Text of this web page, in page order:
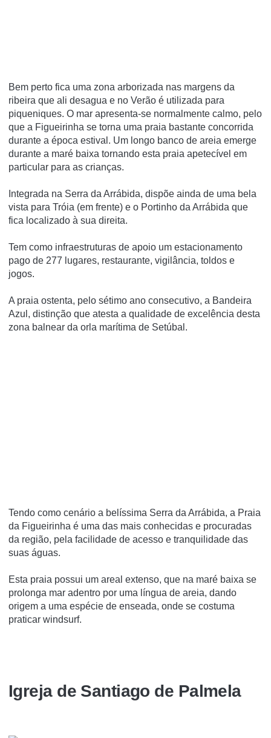
Bem perto fica uma zona arborizada nas margens da
ribeira que ali desagua e no Verão é utilizada para
piqueniques. O mar apresenta-se normalmente calmo, pelo
que a Figueirinha se torna uma praia bastante concorrida
durante a época estival. Um longo banco de areia emerge
durante a maré baixa tornando esta praia apetecí­vel em
particular para as crianças.
Integrada na Serra da Arrábida, dispõe ainda de uma bela
vista para Tróia (em frente) e o Portinho da Arrábida que
fica localizado à sua direita.
Tem como infraestruturas de apoio um estacionamento
pago de 277 lugares, restaurante, vigilância, toldos e
jogos.
A praia ostenta, pelo sétimo ano consecutivo, a Bandeira
Azul, distinção que atesta a qualidade de excelência desta
zona balnear da orla marí­tima de Setúbal.
Tendo como cenário a belíssima Serra da Arrábida, a Praia
da Figueirinha é uma das mais conhecidas e procuradas
da região, pela facilidade de acesso e tranquilidade das
suas águas.
Esta praia possui um areal extenso, que na maré baixa se
prolonga mar adentro por uma língua de areia, dando
origem a uma espécie de enseada, onde se costuma
praticar windsurf.
Igreja de Santiago de Palmela